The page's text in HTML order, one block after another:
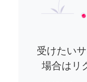
受けたい
場合はリ